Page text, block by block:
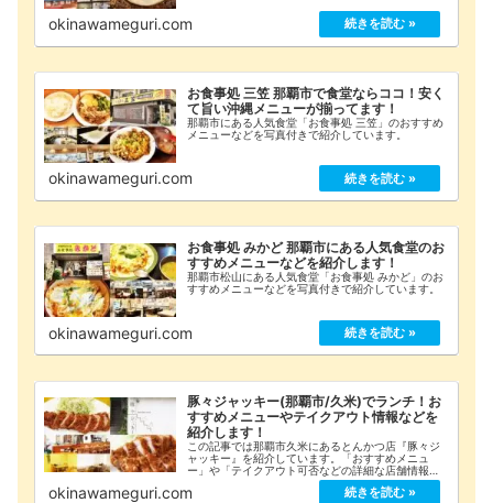
okinawameguri.com
お食事処 三笠 那覇市で食堂ならココ！安く
て旨い沖縄メニューが揃ってます！
那覇市にある人気食堂「お食事処 三笠」のおすすめ
メニューなどを写真付きで紹介しています。
okinawameguri.com
お食事処 みかど 那覇市にある人気食堂のお
すすめメニューなどを紹介します！
那覇市松山にある人気食堂「お食事処 みかど」のお
すすめメニューなどを写真付きで紹介しています。
okinawameguri.com
豚々ジャッキー(那覇市/久米)でランチ！お
すすめメニューやテイクアウト情報などを
紹介します！
この記事では那覇市久米にあるとんかつ店『豚々ジ
ャッキー』を紹介しています。「おすすめメニュ
ー」や「テイクアウト可否などの詳細な店舗情報」
をまとめてみましたのでご覧ください！
okinawameguri.com